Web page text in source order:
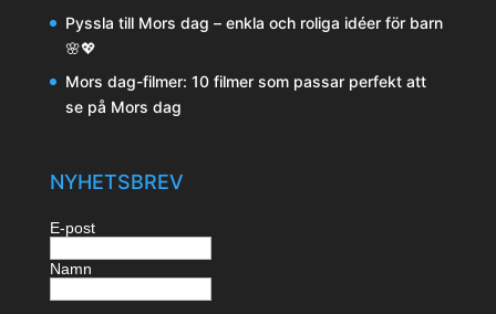
Pyssla till Mors dag – enkla och roliga idéer för barn
🌸💖
Mors dag-filmer: 10 filmer som passar perfekt att
se på Mors dag
NYHETSBREV
E-post
Namn